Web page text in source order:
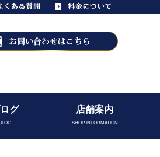
グ
BLOG
店舗案内
SHOP INFORMATION